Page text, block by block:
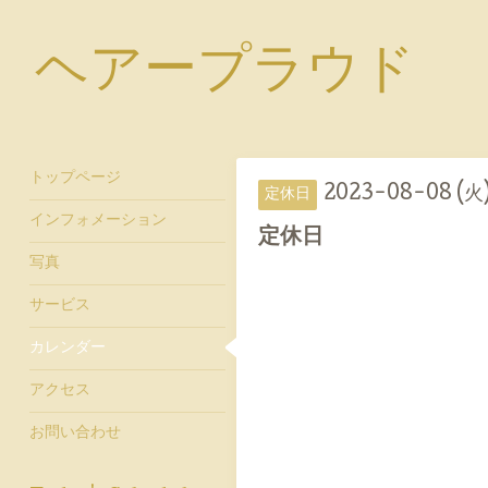
ヘアープラウド
定休日 2023-08-08 (火
定休日
トップページ
インフォメーション
写真
サービス
カレンダー
アクセス
お問い合わせ